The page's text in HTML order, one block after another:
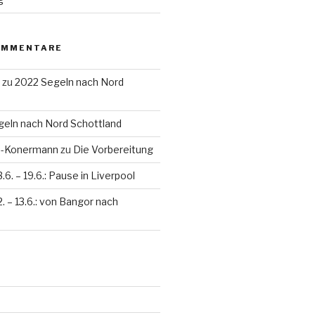
zu 2022 Segeln nach Nord
nach Nord Schottland
Konermann zu Die Vorbereitung
– 19.6.: Pause in Liverpool
– 13.6.: von Bangor nach